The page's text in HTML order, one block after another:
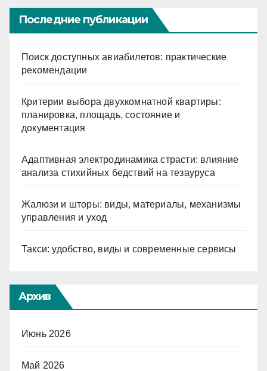
Последние публикации
Поиск доступных авиабилетов: практические
рекомендации
Критерии выбора двухкомнатной квартиры:
планировка, площадь, состояние и
документация
Адаптивная электродинамика страсти: влияние
анализа стихийных бедствий на тезауруса
Жалюзи и шторы: виды, материалы, механизмы
управления и уход
Такси: удобство, виды и современные сервисы
Архив
Июнь 2026
Май 2026